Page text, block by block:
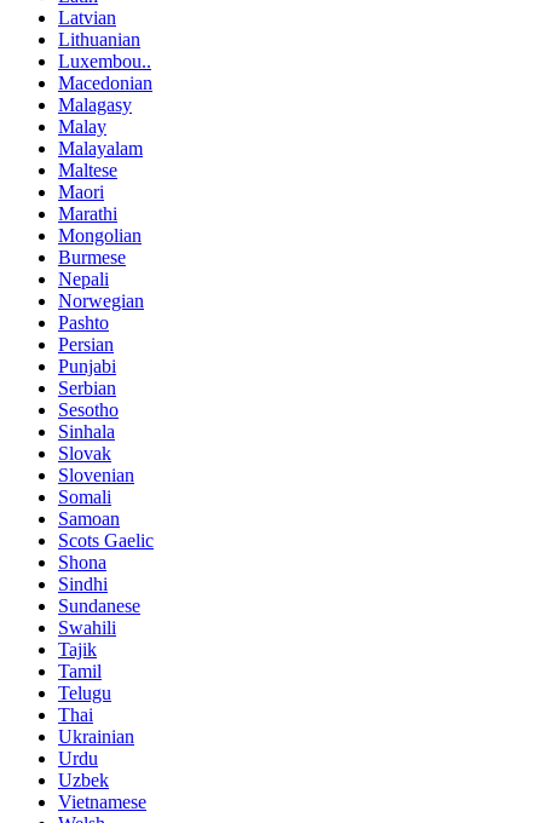
Latvian
Lithuanian
Luxembou..
Macedonian
Malagasy
Malay
Malayalam
Maltese
Maori
Marathi
Mongolian
Burmese
Nepali
Norwegian
Pashto
Persian
Punjabi
Serbian
Sesotho
Sinhala
Slovak
Slovenian
Somali
Samoan
Scots Gaelic
Shona
Sindhi
Sundanese
Swahili
Tajik
Tamil
Telugu
Thai
Ukrainian
Urdu
Uzbek
Vietnamese